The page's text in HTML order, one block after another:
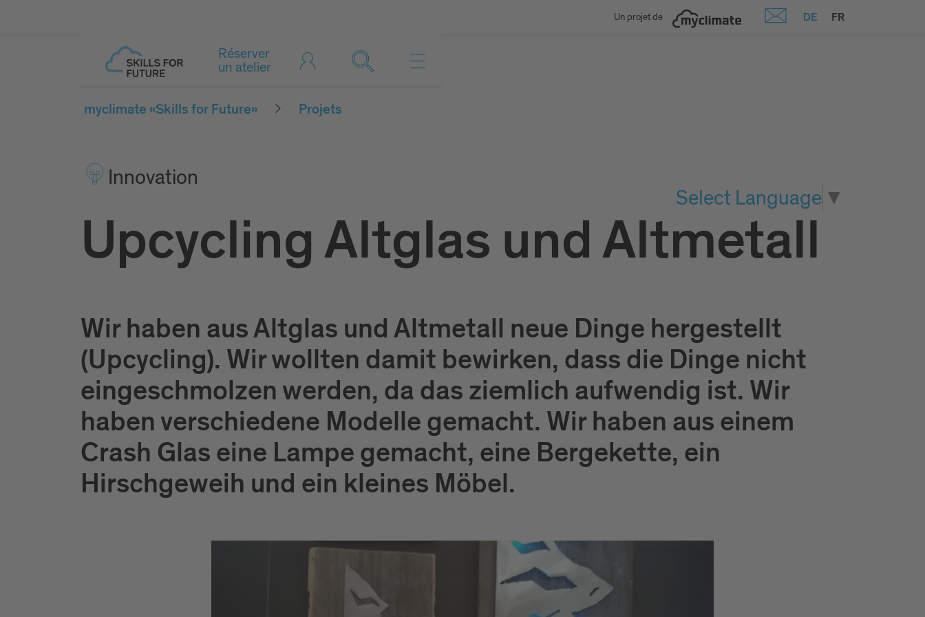
Un projet de DE FR
Réserver
un atelier
myclimate «Skills for Future» Projets
Inno­vation
Select Language ▼
Upcycling Altglas und Altmetall
Wir haben aus Altglas und Altmetall neue Dinge hergestellt
(Upcycling). Wir wollten damit bewirken, dass die Dinge nicht
eingeschmolzen werden, da das ziemlich aufwendig ist. Wir
haben verschiedene Modelle gemacht. Wir haben aus einem
Crash Glas eine Lampe gemacht, eine Bergekette, ein
Hirschgeweih und ein kleines Möbel.